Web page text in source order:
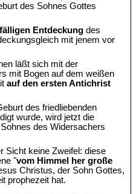
des Sohnes Gottes
Entdeckung des
mit jenem vor
läßt sich mit der
mit Bogen auf dem weißen
auf den ersten Antichrist
des friedliebenden
wurde, wird jetzt die
des Widersachers
Sicht keine Zweifel: diese
"vom Himmel her große
Christus, der Sohn Gottes,
prophezeit hat.